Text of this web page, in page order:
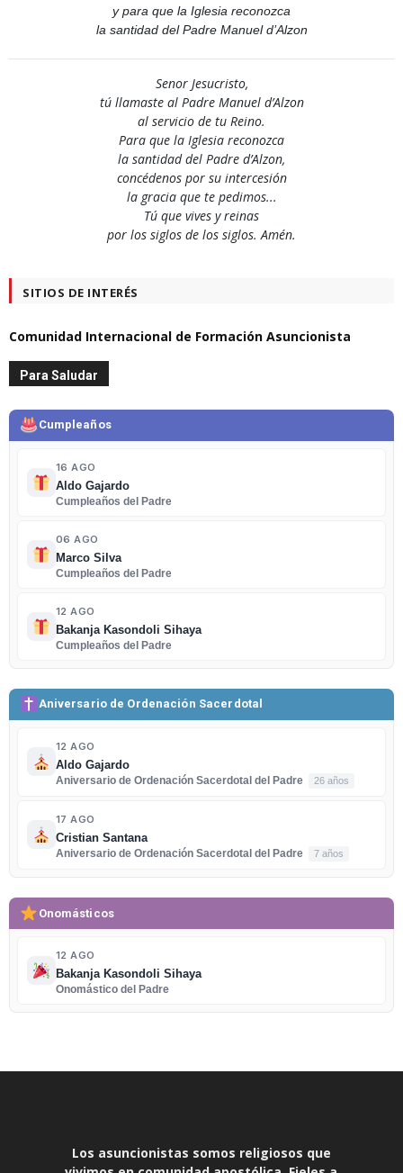
y para que la Iglesia reconozca
la santidad del Padre Manuel d’Alzon
Senor Jesucristo,
tú llamaste al Padre Manuel d’Alzon
al servicio de tu Reino.
Para que la Iglesia reconozca
la santidad del Padre d’Alzon,
concédenos por su intercesión
la gracia que te pedimos...
Tú que vives y reinas
por los siglos de los siglos. Amén.
SITIOS DE INTERÉS
Comunidad Internacional de Formación Asuncionista
Para Saludar
Cumpleaños
16 AGO
Aldo Gajardo
Cumpleaños del Padre
06 AGO
Marco Silva
Cumpleaños del Padre
12 AGO
Bakanja Kasondoli Sihaya
Cumpleaños del Padre
Aniversario de Ordenación Sacerdotal
12 AGO
Aldo Gajardo
Aniversario de Ordenación Sacerdotal del Padre
26 años
17 AGO
Cristian Santana
Aniversario de Ordenación Sacerdotal del Padre
7 años
Onomásticos
12 AGO
Bakanja Kasondoli Sihaya
Onomástico del Padre
Los asuncionistas somos religiosos que